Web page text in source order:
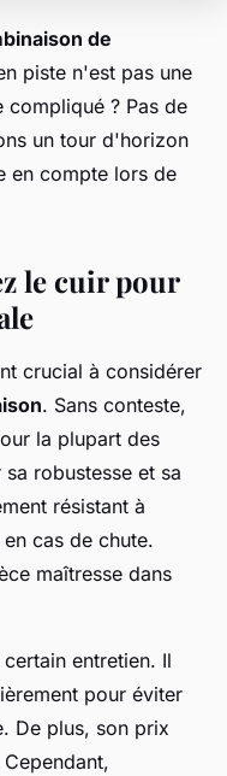
de
piste n'est pas une
compliqué ? Pas de
un tour d'horizon
en compte lors de
le cuir pour
crucial à considérer
. Sans conteste,
la plupart des
robustesse et sa
résistant à
cas de chute.
maîtresse dans
entretien. Il
pour éviter
De plus, son prix